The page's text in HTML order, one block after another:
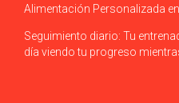
Alimentación Personalizada
Seguimiento diario: Tu
día viendo tu progreso